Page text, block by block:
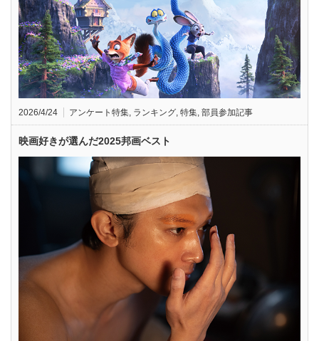
2026/4/24 アンケート特集, ランキング, 特集, 部員参加記事
映画好きが選んだ2025邦画ベスト